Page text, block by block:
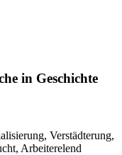
in Geschichte
Verstädterung,
Arbeiterelend